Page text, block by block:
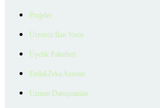
Projeler
Ücretsiz İlan Verin
Üyelik Paketleri
EmlakZeka Asistan
Uzman Danışmanlar